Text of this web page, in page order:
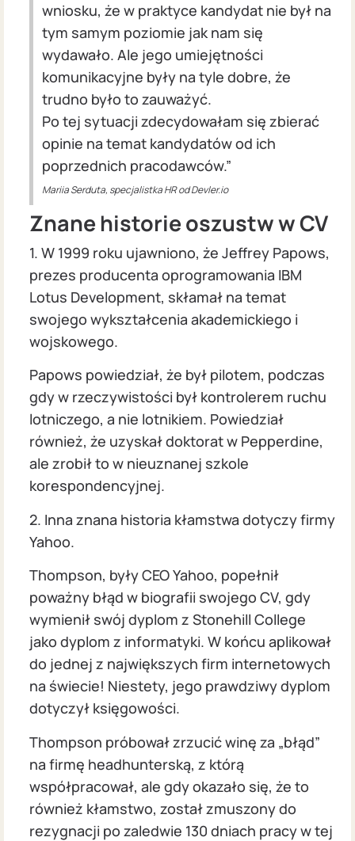
wniosku, że w praktyce kandydat nie był na
tym samym poziomie jak nam się
wydawało. Ale jego umiejętności
komunikacyjne były na tyle dobre, że
trudno było to zauważyć.
Po tej sytuacji zdecydowałam się zbierać
opinie na temat kandydatów od ich
poprzednich pracodawców.”
Mariia Serduta, specjalistka HR od Devler.io
Znane historie oszustw w CV
1. W 1999 roku ujawniono, że Jeffrey Papows,
prezes producenta oprogramowania IBM
Lotus Development, skłamał na temat
swojego wykształcenia akademickiego i
wojskowego.
Papows powiedział, że był pilotem, podczas
gdy w rzeczywistości był kontrolerem ruchu
lotniczego, a nie lotnikiem. Powiedział
również, że uzyskał doktorat w Pepperdine,
ale zrobił to w nieuznanej szkole
korespondencyjnej.
2. Inna znana historia kłamstwa dotyczy firmy
Yahoo.
Thompson, były CEO Yahoo, popełnił
poważny błąd w biografii swojego CV, gdy
wymienił swój dyplom z Stonehill College
jako dyplom z informatyki. W końcu aplikował
do jednej z największych firm internetowych
na świecie! Niestety, jego prawdziwy dyplom
dotyczył księgowości.
Thompson próbował zrzucić winę za „błąd”
na firmę headhunterską, z którą
współpracował, ale gdy okazało się, że to
również kłamstwo, został zmuszony do
rezygnacji po zaledwie 130 dniach pracy w tej